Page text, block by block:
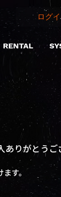
ログ
RENTAL
ありがとうご
す。